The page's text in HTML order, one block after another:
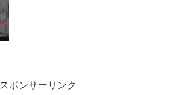
スポンサーリンク